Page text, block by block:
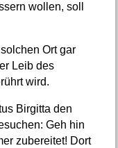
wollen, soll
Ort gar
Leib des
wird.
Birgitta den
Geh hin
zubereitet! Dort